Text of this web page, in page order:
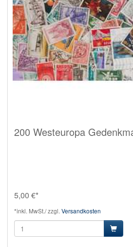
200 Westeuropa
5,00 €*
*inkl. MwSt./ zzgl. Versandkosten